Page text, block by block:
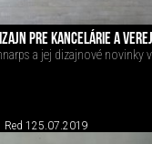
PRE KANCELÁRIE A
a jej dizajnové novinky
Red 1 25.07.2019